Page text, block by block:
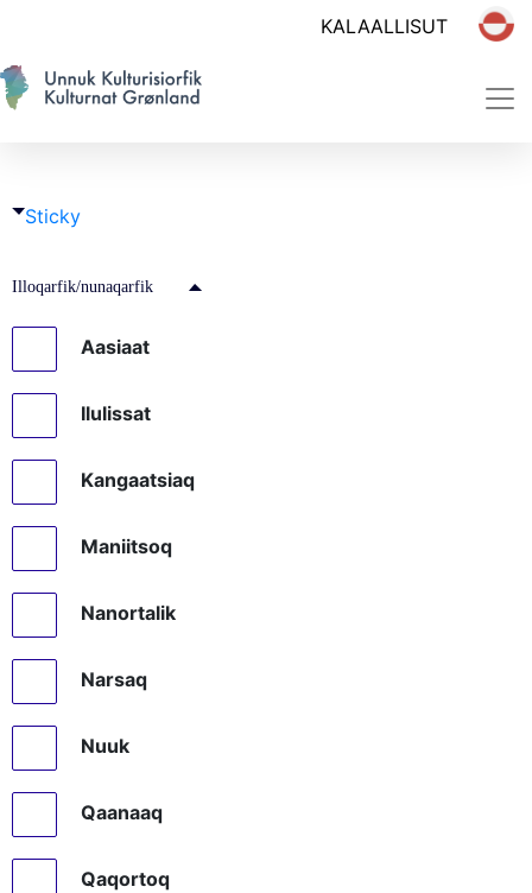
Sticky
Illoqarfik/nunaqarfik
Aasiaat
Ilulissat
Kangaatsiaq
Maniitsoq
Nanortalik
Narsaq
Nuuk
Qaanaaq
Qaqortoq